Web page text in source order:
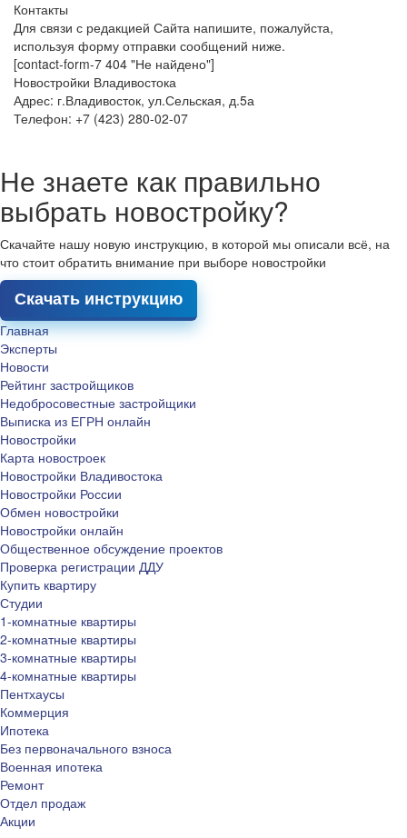
Контакты
Для связи с редакцией Сайта напишите, пожалуйста,
используя форму отправки сообщений ниже.
[contact-form-7 404 "Не найдено"]
Новостройки Владивостока
Адрес: г.Владивосток, ул.Сельская, д.5а
Телефон: +7 (423) 280-02-07
Не знаете как правильно
выбрать новостройку?
Скачайте нашу новую инструкцию, в которой мы описали всё, на
что стоит обратить внимание при выборе новостройки
Скачать инструкцию
Главная
Эксперты
Новости
Рейтинг застройщиков
Недобросовестные застройщики
Выписка из ЕГРН онлайн
Новостройки
Карта новостроек
Новостройки Владивостока
Новостройки России
Обмен новостройки
Новостройки онлайн
Общественное обсуждение проектов
Проверка регистрации ДДУ
Купить квартиру
Студии
1-комнатные квартиры
2-комнатные квартиры
3-комнатные квартиры
4-комнатные квартиры
Пентхаусы
Коммерция
Ипотека
Без первоначального взноса
Военная ипотека
Ремонт
Отдел продаж
Акции